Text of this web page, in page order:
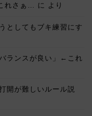
れさぁ… に より
としてもブキ練習にす
ランスが良い」←これ
開が難しいルール説